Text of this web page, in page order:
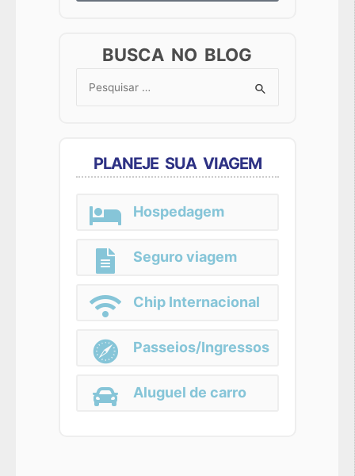
BUSCA NO BLOG
Search
PLANEJE SUA VIAGEM
Hospedagem
Seguro viagem
Chip Internacional
Passeios/Ingressos
Aluguel de carro